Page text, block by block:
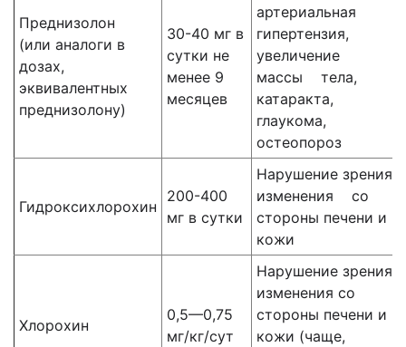
Преднизолон
(или аналоги в
дозах,
эквивалентных
преднизолону)
30-40 мг в
сутки не
менее 9
месяцев
артериальная
гипертензия,
увеличение
массы тела,
катаракта,
глаукома,
остеопороз
Гидроксихлорохин
200-400
мг в сутки
Нарушение зрения,
изменения со
стороны печени и
кожи
Хлорохин
0,5—0,75
мг/кг/сут
Нарушение зрения,
изменения со
стороны печени и
кожи (чаще,